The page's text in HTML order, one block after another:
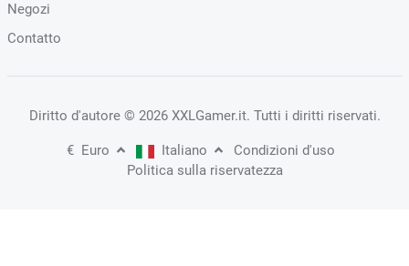
Negozi
Contatto
Diritto d'autore © 2026 XXLGamer.it. Tutti i diritti riservati.
€ Euro Italiano
Condizioni d'uso
Politica sulla riservatezza